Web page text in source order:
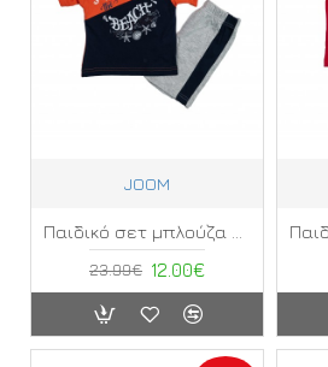
JOOM
12.00€
23.99€